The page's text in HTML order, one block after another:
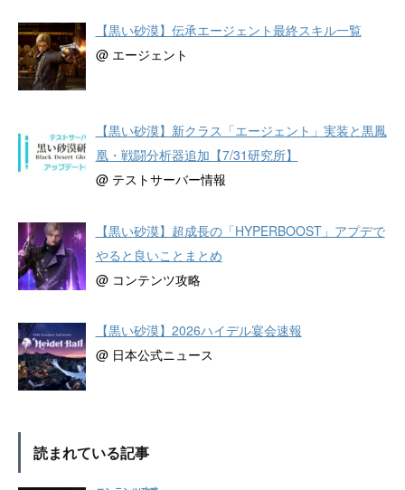
【黒い砂漠】伝承エージェント最終スキル一覧
@ エージェント
【黒い砂漠】新クラス「エージェント」実装と黒鳳
凰・戦闘分析器追加【7/31研究所】
@ テストサーバー情報
【黒い砂漠】超成長の「HYPERBOOST」アプデで
やると良いことまとめ
@ コンテンツ攻略
【黒い砂漠】2026ハイデル宴会速報
@ 日本公式ニュース
読まれている記事